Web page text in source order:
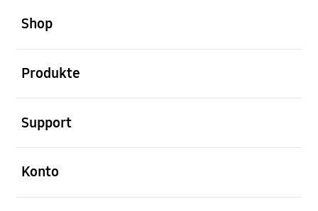
Shop
Produkte
Support
Konto